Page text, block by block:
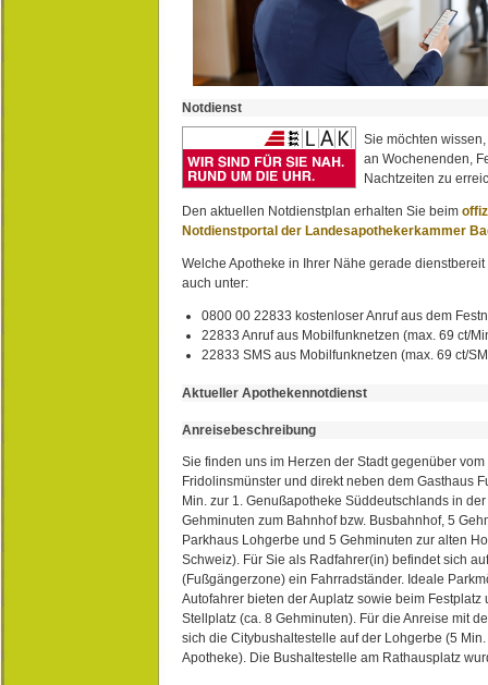
Notdienst
Sie möchten
an Wochenenden,
Nachtzeiten zu
Den aktuellen Notdienstplan erhalten Sie beim
Notdienstportal der Landesapothekerkammer
Welche Apotheke in Ihrer Nähe gerade
auch unter:
0800 00 22833 kostenloser Anruf aus dem
22833 Anruf aus Mobilfunknetzen (max. 69 ct/
22833 SMS aus Mobilfunknetzen (max. 69 ct/
Aktueller Apothekennotdienst
Anreisebeschreibung
Sie finden uns im Herzen der Stadt gegenüber
Fridolinsmünster und direkt neben dem Gasthaus
Min. zur 1. Genußapotheke Süddeutschlands in
Gehminuten zum Bahnhof bzw. Busbahnhof, 5
Parkhaus Lohgerbe und 5 Gehminuten zur alten
Schweiz). Für Sie als Radfahrer(in) befindet sich
(Fußgängerzone) ein Fahrradständer. Ideale
Autofahrer bieten der Auplatz sowie beim Festplatz
Stellplatz (ca. 8 Gehminuten). Für die Anreise mit
sich die Citybushaltestelle auf der Lohgerbe (5
Apotheke). Die Bushaltestelle am Rathausplatz